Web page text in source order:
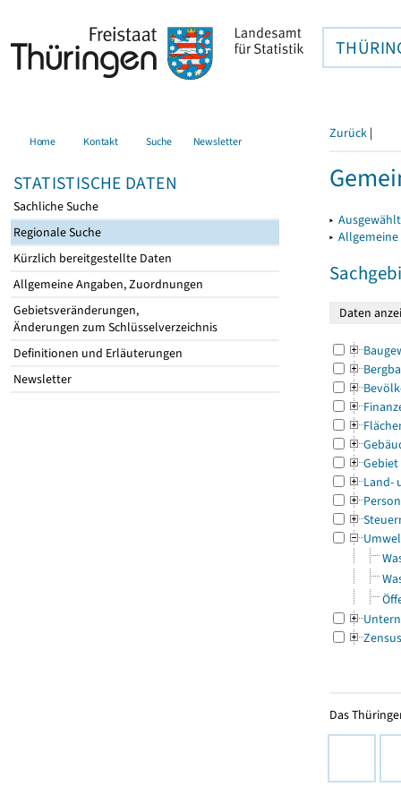
Home Kontakt Suche Newsletter
STATISTISCHE DATEN
Sachliche Suche
Regionale Suche
Kürzlich bereitgestellte Daten
Allgemeine Angaben, Zuordnungen
Gebietsveränderungen,
Änderungen zum Schlüsselverzeichnis
Definitionen und Erläuterungen
Newsletter
Zurück |
▸
▸
Gebiet
Land-
Zensus
Das